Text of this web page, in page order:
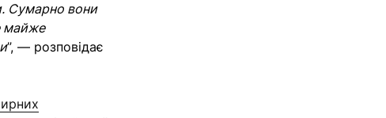
Сумарно вони
майже
”, — розповідає